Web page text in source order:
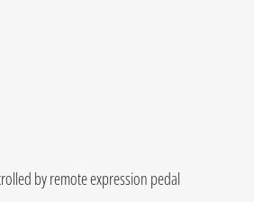
by remote expression pedal